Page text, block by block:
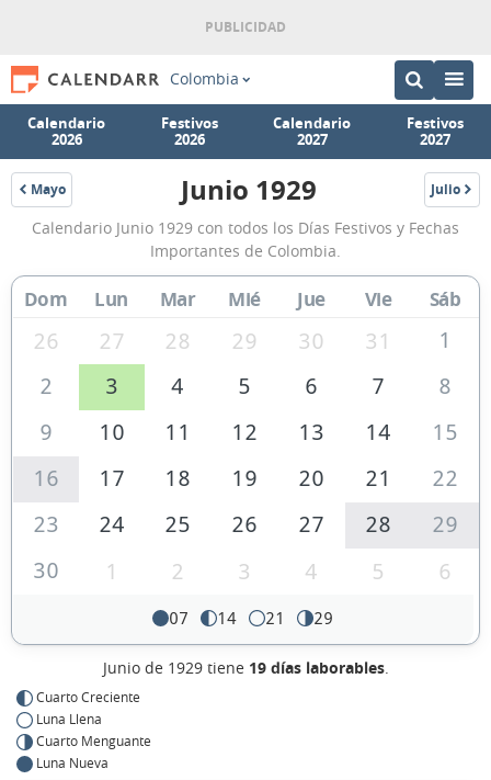
Colombia
Calendario
2026
Festivos
2026
Calendario
2027
Festivos
2027
Mayo
1929
Calendario
Junio
1929
de
Colombia
Junio 1929 Julio
1929
Calendario Junio 1929 con todos los Días Festivos y Fechas
Importantes de Colombia.
Dom Lun Mar Mié Jue Vie Sáb
26 27 28 29 30 31
1
2
3 4 5 6 7
8
9
10 11 12 13 14
15
16
17 18 19 20 21
22
23
24 25 26 27 28
29
30
1 2 3 4 5 6
07 14 21 29
Junio de 1929 tiene 19 días laborables.
Cuarto Creciente
Luna Llena
Cuarto Menguante
Luna Nueva